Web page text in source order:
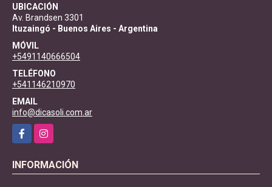
UBICACIÓN
Av. Brandsen 3301
Ituzaingó - Buenos Aires - Argentina
MÓVIL
+5491140666504
TELÉFONO
+541146210970
EMAIL
info@dicasoli.com.ar
FacebookInstagram